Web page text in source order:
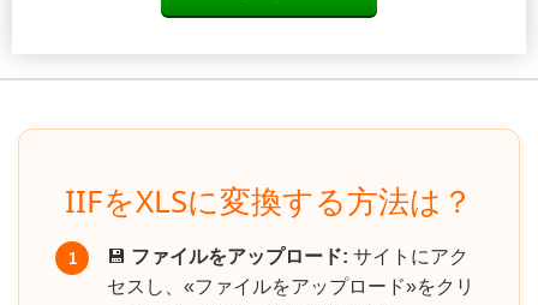
IIFをXLSに変換する方法は？
1 💾 ファイルをアップロード: サイトにアク
セスし、«ファイルをアップロード»をクリ